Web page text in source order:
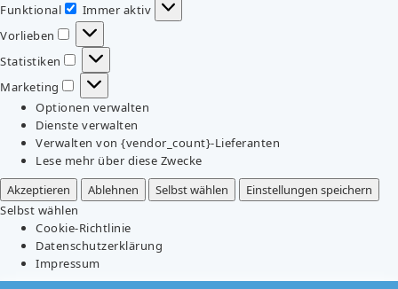
Funktional
Funktional
Immer aktiv
Vorlieben
Vorlieben
Statistiken
Statistiken
Marketing
Marketing
Optionen verwalten
Dienste verwalten
Verwalten von {vendor_count}-Lieferanten
Lese mehr über diese Zwecke
Akzeptieren
Ablehnen Selbst wählen
Einstellungen speichern
Selbst wählen
Cookie-Richtlinie
Datenschutzerklärung
Impressum